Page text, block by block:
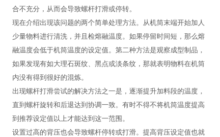
合不充分，从而会导致螺杆打滑或停转。
现在介绍出现该问题的两个简单处理方法。从机筒末端开始加人
少量物料进行清洗，并且检熔融温度。如果停留时间短，那么熔
融温度会低于机筒温度的设定值。第二种方法是观察成型制品，
如果发现有如大理石斑纹、黑点或淡条纹，那就表明物料在机筒
内没有得到很好的混炼。
出现螺杆打滑尝试的解决方法之一是，逐渐提升加料段的温度，
直到螺杆旋转和后退达到协调一致。有时不得不将机筒温度提高
到推荐设定值以上才能达到这一范围。
设置过高的背压也会导致螺杆停转或打滑。提高背压设定值也就